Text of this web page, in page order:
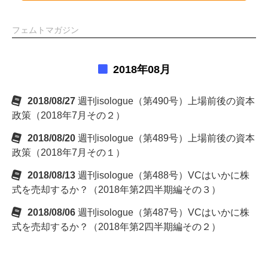
フェムトマガジン
2018年08月
2018/08/27 週刊isologue（第490号）上場前後の資本
政策（2018年7月その２）
2018/08/20 週刊isologue（第489号）上場前後の資本
政策（2018年7月その１）
2018/08/13 週刊isologue（第488号）VCはいかに株
式を売却するか？（2018年第2四半期編その３）
2018/08/06 週刊isologue（第487号）VCはいかに株
式を売却するか？（2018年第2四半期編その２）